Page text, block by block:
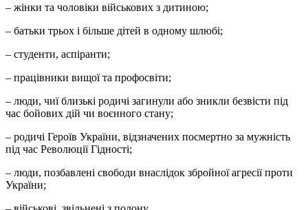
– жінки та чоловіки військових з дитиною;
– батьки трьох і більше дітей в одному шлюбі;
– студенти, аспіранти;
– працівники вищої та профосвіти;
– люди, чиї близькі родичі загинули або зникли безвісти під
час бойових дій чи воєнного стану;
– родичі Героїв України, відзначених посмертно за мужність
під час Революції Гідності;
– люди, позбавлені свободи внаслідок збройної агресії проти
України;